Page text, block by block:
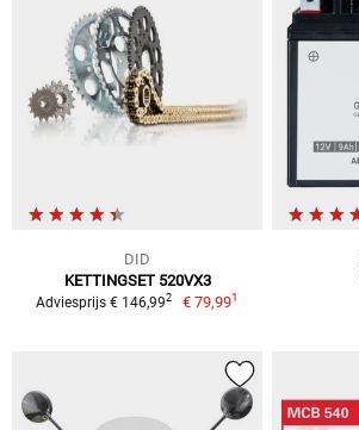
DID
KETTINGSET 520VX3
Adviesprijs € 146,992 € 79,991